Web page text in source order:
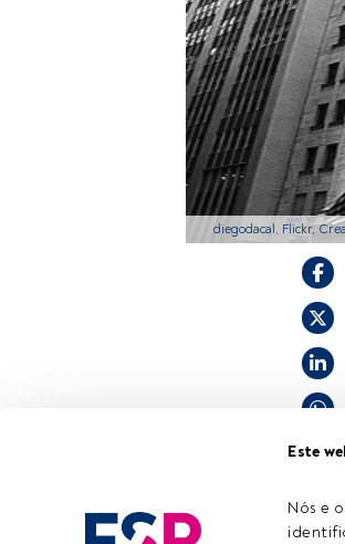
Este
Nós e
diegodacal, Flickr,
Tempo de leitura:3 min.